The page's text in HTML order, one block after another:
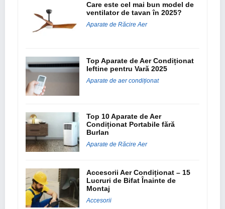
Care este cel mai bun model de
ventilator de tavan în 2025?
Aparate de Răcire Aer
Top Aparate de Aer Condiționat
Ieftine pentru Vară 2025
Aparate de aer condiționat
Top 10 Aparate de Aer
Condiționat Portabile fără
Burlan
Aparate de Răcire Aer
Accesorii Aer Condiționat – 15
Lucruri de Bifat Înainte de
Montaj
Accesorii